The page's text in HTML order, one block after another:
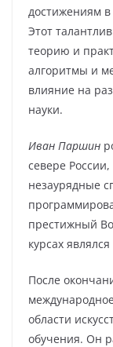
достижениям в
Этот
теорию и
алгоритмы и
влияние на
науки.
Иван Паршин
севере
незаурядные
престижный
курсах
После
области
обучения. Он